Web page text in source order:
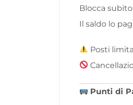
Blocca
Il saldo lo
Posti
Punti di